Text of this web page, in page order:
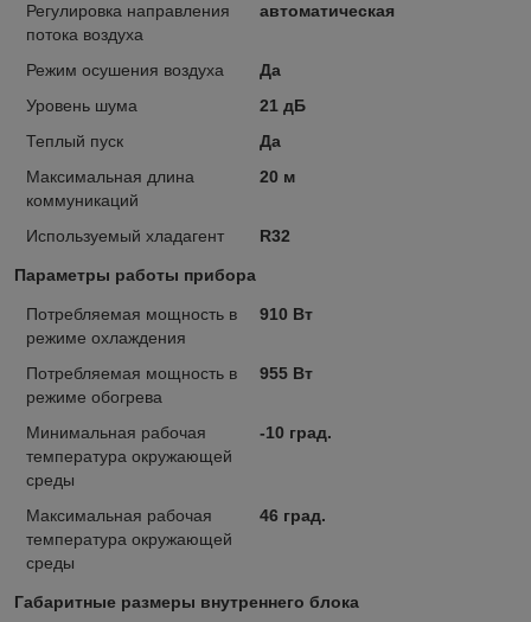
Регулировка направления
потока воздуха
автоматическая
Режим осушения воздуха
Да
Уровень шума
21 дБ
Теплый пуск
Да
Максимальная длина
коммуникаций
20 м
Используемый хладагент R32
Параметры работы прибора
Потребляемая мощность в
режиме охлаждения
910 Вт
Потребляемая мощность в
режиме обогрева
955 Вт
Минимальная рабочая
температура окружающей
среды
-10 град.
Максимальная рабочая
температура окружающей
среды
46 град.
Габаритные размеры внутреннего блока